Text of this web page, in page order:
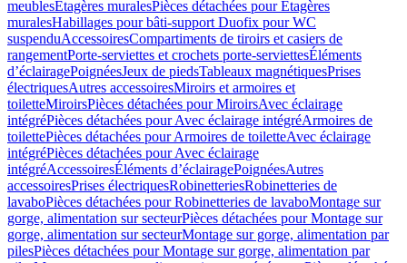
meublesÉtagères muralesPièces détachées pour Étagères
muralesHabillages pour bâti-support Duofix pour WC
suspenduAccessoiresCompartiments de tiroirs et casiers de
rangementPorte-serviettes et crochets porte-serviettesÉléments
d’éclairagePoignéesJeux de piedsTableaux magnétiquesPrises
électriquesAutres accessoiresMiroirs et armoires et
toiletteMiroirsPièces détachées pour MiroirsAvec éclairage
intégréPièces détachées pour Avec éclairage intégréArmoires de
toilettePièces détachées pour Armoires de toiletteAvec éclairage
intégréPièces détachées pour Avec éclairage
intégréAccessoiresÉléments d’éclairagePoignéesAutres
accessoiresPrises électriquesRobinetteriesRobinetteries de
lavaboPièces détachées pour Robinetteries de lavaboMontage sur
gorge, alimentation sur secteurPièces détachées pour Montage sur
gorge, alimentation sur secteurMontage sur gorge, alimentation par
pilesPièces détachées pour Montage sur gorge, alimentation par